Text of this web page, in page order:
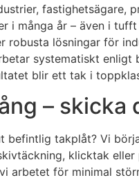
i många år – även i
robusta lösningar för
systematiskt
blir ett tak i
–
takplåt? Vi
klicktak
arbetet för minimal